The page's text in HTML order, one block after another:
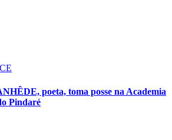
poeta, toma posse na Academia
Pindaré